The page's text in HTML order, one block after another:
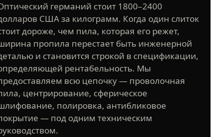
германий стоит 1800–2400
США за килограмм. Когда один слиток
дороже, чем пила, которая его режет,
пропила перестает быть инженерной
и становится строкой в ​​спецификации,
рентабельность. Мы
всю цепочку — проволочная
центрирование, сферическое
полировка, антибликовое
— под одним техническим